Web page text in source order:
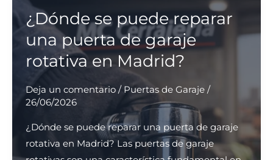
más
económica
para
reparaciones
de
puertas
garaje
en
¿Dónde se puede reparar
una puerta de garaje
rotativa en Madrid?
Deja un comentario / Puertas de Garaje/
26/06/2026
¿Dónde se puede reparar una puerta de garaje
rotativa en Madrid? Las puertas de garaje